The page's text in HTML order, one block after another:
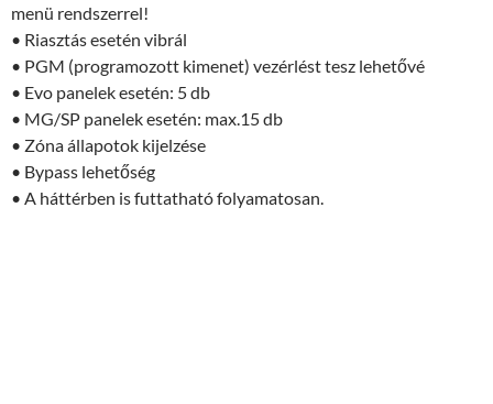
menü rendszerrel!
• Riasztás esetén vibrál
• PGM (programozott kimenet) vezérlést tesz lehetővé
• Evo panelek esetén: 5 db
• MG/SP panelek esetén: max.15 db
• Zóna állapotok kijelzése
• Bypass lehetőség
• A háttérben is futtatható folyamatosan.